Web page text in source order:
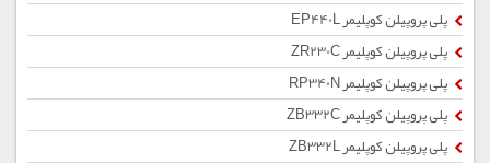
پلی پروپیلن کوپلیمر EP440L
پلی پروپیلن کوپلیمر ZR230C
پلی پروپیلن کوپلیمر RP340N
پلی پروپیلن کوپلیمر ZB332C
پلی پروپیلن کوپلیمر ZB332L